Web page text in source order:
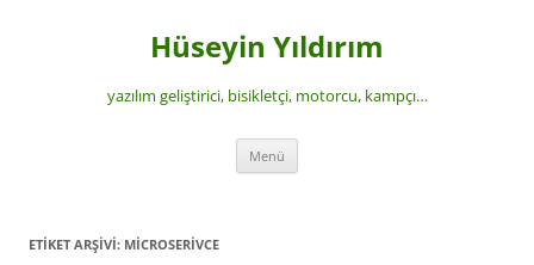
Hüseyin Yıldırım
yazılım geliştirici, bisikletçi, motorcu, kampçı…
Menü
ETIKET ARŞIVI: MICROSERIVCE